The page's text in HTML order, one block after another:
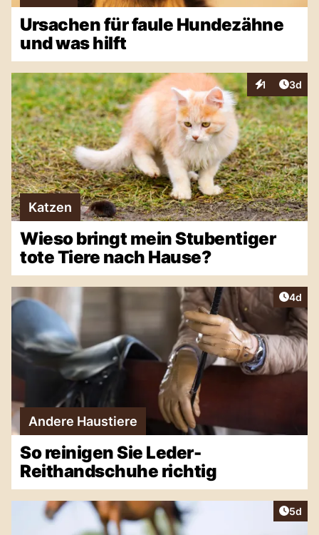
Ursachen für faule Hundezähne
und was hilft
1
Interaktionen
3d
Katzen
Wieso bringt mein Stubentiger
tote Tiere nach Hause?
4d
Andere Haustiere
So reinigen Sie Leder-
Reithandschuhe richtig
5d